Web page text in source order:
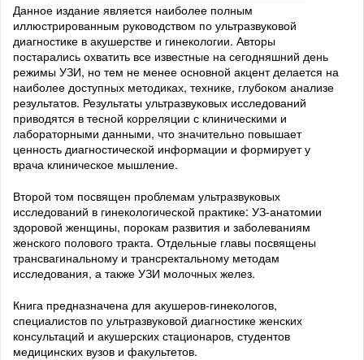
Данное издание является наиболее полным
иллюстрированным руководством по ультразвуковой
диагностике в акушерстве и гинекологии. Авторы
постарались охватить все известные на сегодняшний день
режимы УЗИ, но тем не менее основной акцент делается на
наиболее доступных методиках, технике, глубоком анализе
результатов. Результаты ультразвуковых исследований
приводятся в тесной корреляции с клиническими и
лабораторными данными, что значительно повышает
ценность диагностической информации и формирует у
врача клиническое мышление.
Второй том посвящен проблемам ультразвуковых
исследований в гинекологической практике: УЗ-анатомии
здоровой женщины, порокам развития и заболеваниям
женского полового тракта. Отдельные главы посвящены
трансвагинальному и трансректальному методам
исследования, а также УЗИ молочных желез.
Книга предназначена для акушеров-гинекологов,
специалистов по ультразвуковой диагностике женских
консультаций и акушерских стационаров, студентов
медицинских вузов и факультетов.